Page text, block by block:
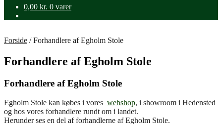
0,00 kr. 0 varer
Forside /Forhandlere af Egholm Stole
Forhandlere af Egholm Stole
Forhandlere af Egholm Stole
Egholm Stole kan købes i vores webshop, i showroom i Hedensted
og hos vores forhandlere rundt om i landet.
Herunder ses en del af forhandlerne af Egholm Stole.